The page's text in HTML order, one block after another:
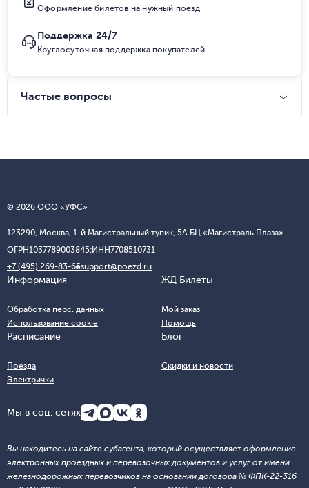
Оформление билетов на нужный поезд
Поддержка 24/7
Круглосуточная поддержка покупателей
Частые вопросы
© 2026 ООО «УФС»
123290, Москва, 1-й Магистральный тупик, 5А БЦ «Магистраль Плаза»
ОГРН1037789003845;ИНН7708510731
+7 (495) 269-83-65support@poezd.ru
Информация
Обработка перс. данных
Использование cookie
ЖД Билеты
Мой заказ
Помощь
Расписание
Поезда
Электрички
Блог
Скидки и новости
Мы в соц. сетях
Вы находитесь на сайте субагента, который осуществляет оформление
электронных проездных и перевозочных документов и услуг от имени
железнодорожных перевозчиков на основании договора № ФПК-22-316